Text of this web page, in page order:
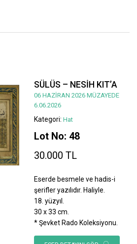
SÜLÜS – NESİH KIT’A
06 HAZİRAN 2026 MÜZAYEDE
6.06.2026
Kategori: Hat
Lot No: 48
30.000 TL
Eserde besmele ve hadis-i
şerifler yazılıdır. Haliyle.
18. yüzyıl.
30 x 33 cm.
* Şevket Rado Koleksiyonu.